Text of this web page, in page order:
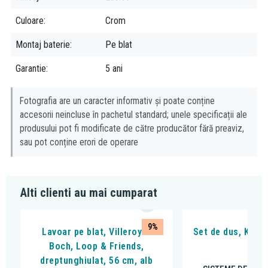
excelentă pentru cei care își doresc o baterie de lavoar
funcțională și cu un aspect plăcut.
Culoare Crom
Montaj baterie Pe blat
Garantie 5 ani
Fotografia are un caracter informativ și poate conține
accesorii neincluse în pachetul standard; unele specificații ale
produsului pot fi modificate de către producător fără preaviz,
sau pot conține erori de operare
Alti clienti au mai cumparat
9%
Lavoar pe blat, Villeroy &
Boch, Loop & Friends,
dreptunghiulat, 56 cm, alb
Set de dus,